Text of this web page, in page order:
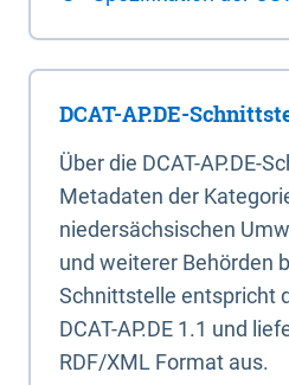
DCAT-AP.DE-
Über die DCAT-AP.DE-
Metadaten der
niedersächsischen
und weiterer Behörden
Schnittstelle entspricht
DCAT-AP.DE 1.1 und
RDF/XML Format aus.